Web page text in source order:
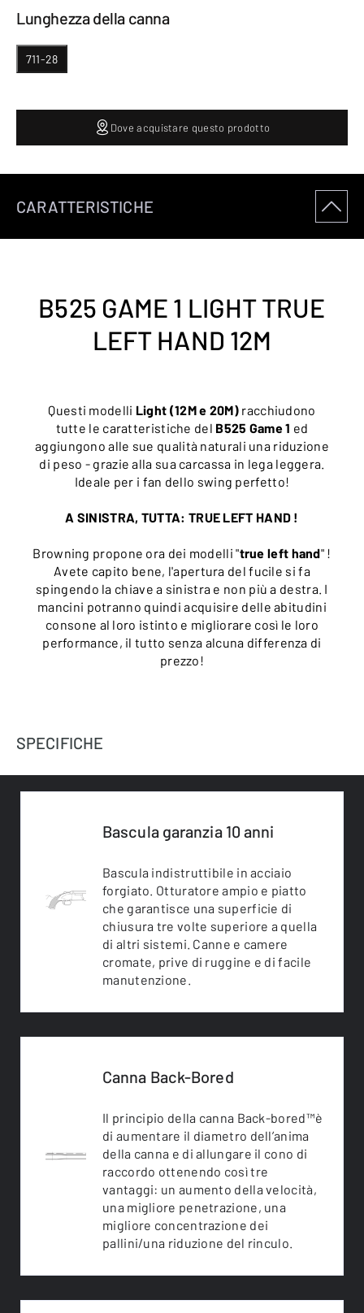
Lunghezza della canna
711-28
Dove acquistare questo prodotto
CARATTERISTICHE
B525 GAME 1 LIGHT TRUE
LEFT HAND 12M
Questi modelli Light (12M e 20M) racchiudono
tutte le caratteristiche del B525 Game 1 ed
aggiungono alle sue qualità naturali una riduzione
di peso - grazie alla sua carcassa in lega leggera.
Ideale per i fan dello swing perfetto!
A SINISTRA, TUTTA: TRUE LEFT HAND !
Browning propone ora dei modelli "true left hand" !
Avete capito bene, l'apertura del fucile si fa
spingendo la chiave a sinistra e non più a destra. I
mancini potranno quindi acquisire delle abitudini
consone al loro istinto e migliorare così le loro
performance, il tutto senza alcuna differenza di
prezzo!
SPECIFICHE
Bascula garanzia 10 anni
Bascula indistruttibile in acciaio
forgiato. Otturatore ampio e piatto
che garantisce una superficie di
chiusura tre volte superiore a quella
di altri sistemi. Canne e camere
cromate, prive di ruggine e di facile
manutenzione.
Canna Back-Bored
Il principio della canna Back-bored™è
di aumentare il diametro dell’anima
della canna e di allungare il cono di
raccordo ottenendo così tre
vantaggi: un aumento della velocità,
una migliore penetrazione, una
migliore concentrazione dei
pallini/una riduzione del rinculo.